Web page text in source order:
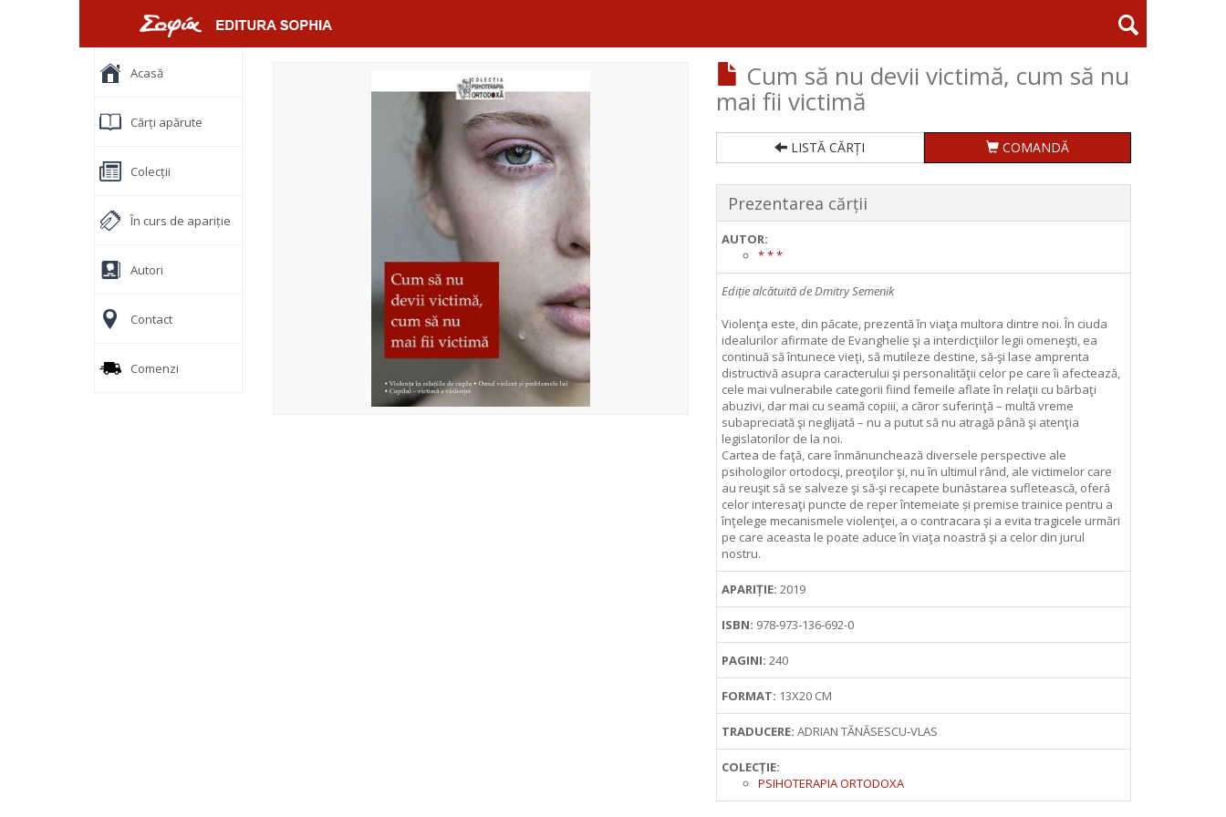
Acasă
Cărți apărute
Colecții
În curs de apariție
Autori
Contact
Comenzi
Cum să nu devii victimă, cum să nu
mai fii victimă
LISTĂ CĂRȚI COMANDĂ
Prezentarea cărții
AUTOR:
* * *
Ediție alcătuită de Dmitry Semenik
Violenţa este, din păcate, prezentă în viaţa multora dintre noi. În ciuda
idealurilor afirmate de Evanghelie şi a interdicţiilor legii omeneşti, ea
continuă să întunece vieţi, să mutileze destine, să-şi lase amprenta
distructivă asupra caracterului şi personalităţii celor pe care îi afectează,
cele mai vulnerabile categorii fiind femeile aflate în relaţii cu bărbaţi
abuzivi, dar mai cu seamă co­piii, a căror suferinţă – multă vreme
subapreciată şi neglijată – nu a putut să nu atragă până şi atenţia
legislatorilor de la noi.
Cartea de faţă, care înmănunchează diversele perspective ale
psihologilor ortodocşi, preoţilor şi, nu în ultimul rând, ale victimelor care
au reuşit să se salveze şi să-şi recapete bunăstarea sufletească, oferă
celor interesaţi puncte de reper întemeiate și premise trainice pentru a
înţelege mecanismele violenţei, a o contracara şi a evita tragicele urmări
pe care aceasta le poate aduce în viaţa noastră şi a celor din jurul
nostru.
APARIȚIE: 2019
ISBN: 978‑973‑136‑692-0
PAGINI: 240
FORMAT: 13X20 CM
TRADUCERE: ADRIAN TĂNĂSESCU‑VLAS
COLECȚIE:
PSIHOTERAPIA ORTODOXA